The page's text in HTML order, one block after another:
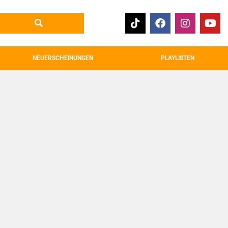
NEUERSCHEINUNGEN PLAYLISTEN